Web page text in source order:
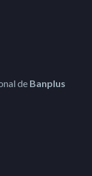
de Banplus